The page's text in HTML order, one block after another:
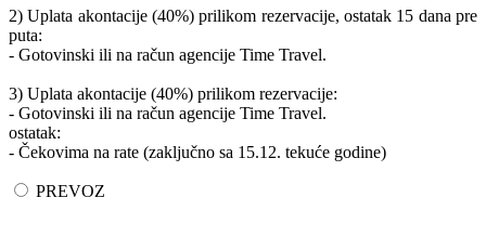
2) Uplata akontacije (40%) prilikom rezervacije, ostatak 15 dana pre
puta:
- Gotovinski ili na račun agencije Time Travel.
3) Uplata akontacije (40%) prilikom rezervacije:
- Gotovinski ili na račun agencije Time Travel.
ostatak:
- Čekovima na rate (zaključno sa 15.12. tekuće godine)
PREVOZ